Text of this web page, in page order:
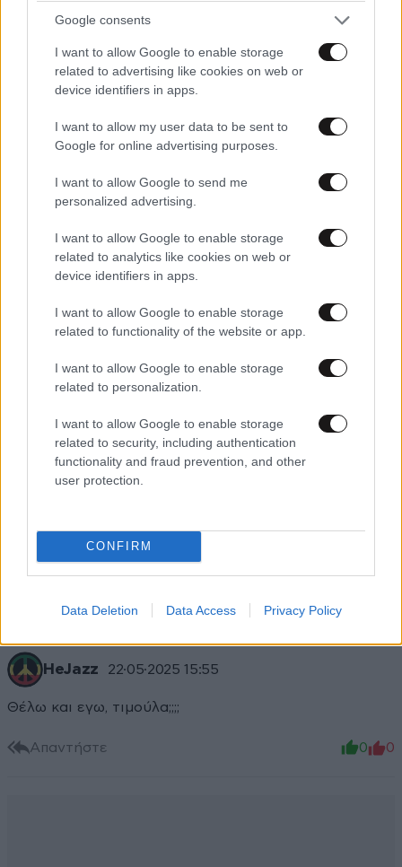
Google consents
I want to allow Google to enable storage
related to advertising like cookies on web or
device identifiers in apps.
I want to allow my user data to be sent to
Google for online advertising purposes.
I want to allow Google to send me
personalized advertising.
I want to allow Google to enable storage
related to analytics like cookies on web or
device identifiers in apps.
I want to allow Google to enable storage
related to functionality of the website or app.
I want to allow Google to enable storage
related to personalization.
I want to allow Google to enable storage
related to security, including authentication
functionality and fraud prevention, and other
user protection.
CONFIRM
Data Deletion Data Access Privacy Policy
ΣΧΌΛΙΑ ΑΝΑΓΝΩΣΤΏΝ
ΠΡΟΣΘΕΣΤΕ ΤΟ ΣΧΟΛΙΟ ΣΑΣ
Διαβάστε και ακολουθήστε τους κανόνες σχολιασμού
ΠΡΟΣΘΗΚΗ
HeJazz 22·05·2025 15:55
Θέλω και εγω, τιμούλα;;;;
Απαντήστε 0 0